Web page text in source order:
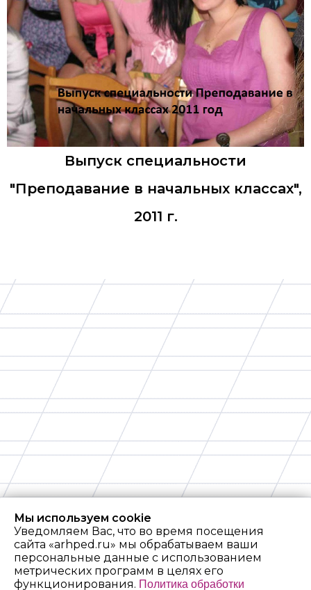
Выпуск специальности
"Преподавание в начальных классах",
2011 г.
Мы используем cookie
Уведомляем Вас, что во время посещения
сайта «arhped.ru» мы обрабатываем ваши
персональные данные с использованием
метрических программ в целях его
функционирования. Политика обработки